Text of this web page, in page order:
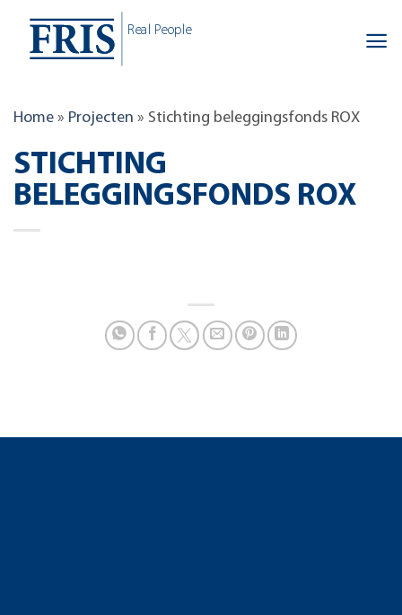
content
Real People
Home » Projecten » Stichting beleggingsfonds ROX
STICHTING
BELEGGINGSFONDS ROX